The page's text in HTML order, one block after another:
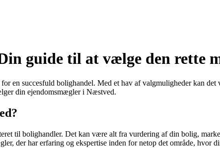
guide til at vælge den rette
en succesfuld bolighandel. Med et hav af valgmuligheder kan
din ejendomsmægler i Næstved.
til bolighandler. Det kan være alt fra vurdering af din bolig,
der har erfaring og ekspertise inden for netop det område, hvor